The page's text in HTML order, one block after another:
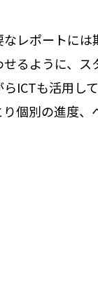
レポートには
るように、ス
ICTも活用し
個別の進度、